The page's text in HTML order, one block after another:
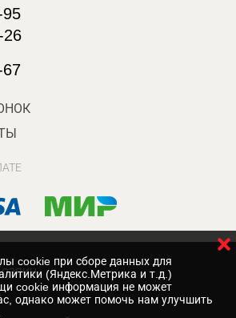
26
cookie при сборе данных для
(Яндекс.Метрика и т.д.)
cookie информация не может
однако может помочь нам улучшить